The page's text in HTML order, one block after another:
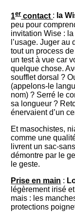
1ercontact : la
peu pour
invitation Wise :
l’usage. Juger
tout un process
un test à vue car
quelque chose.
soufflet dorsal ?
(appelons-le
nom) ? Serré le
sa longueur ?
énervaient d’un
Et masochistes,
comme une
livrent un sac-
démontre par le
le geste.
Prise en main :
légèrement irisé
mais : les
protections